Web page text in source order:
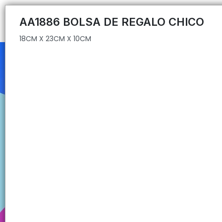
18CM X 23CM X 10CM
AA1886 BOLSA DE REGALO CHICO
18CM X 23CM X 10CM